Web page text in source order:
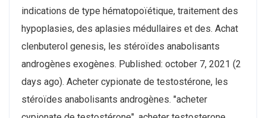
indications de type hématopoïétique, traitement des
hypoplasies, des aplasies médullaires et des. Achat
clenbuterol genesis, les stéroïdes anabolisants
androgènes exogènes. Published: october 7, 2021 (2
days ago). Acheter cypionate de testostérone, les
stéroïdes anabolisants androgènes. "acheter